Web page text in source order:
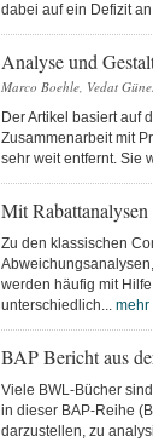
dabei auf ein Defizit
Analyse und
Marco Boehle, Vedat
Der Artikel basiert auf
Zusammenarbeit mit
sehr weit entfernt. Sie
Mit
Zu den klassischen
werden häufig mit
unterschiedlich... mehr
BAP Bericht aus
Viele BWL-Bücher
in dieser BAP-Reihe
darzustellen, zu